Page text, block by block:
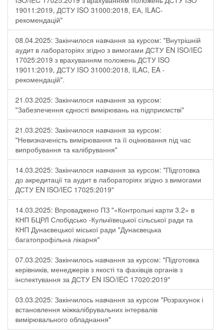
19011:2019, ДСТУ ISO 31000:2018, ЕА, ILAC-
рекомендацій"
08.04.2025: Закінчилося навчання за курсом: "Внутрішній
аудит в лабораторіях згідно з вимогами ДСТУ EN ISO/IEC
17025:2019 з врахуванням положень ДСТУ ISO
19011:2019, ДСТУ ISO 31000:2018, ILAC, EA -
рекомендацій".
21.03.2025: Закінчилося навчання за курсом:
"Забезпечення єдності вимірювань на підприємстві"
21.03.2025: Закінчилося навчання за курсом:
"Невизначеність вимірювання та її оцінювання під час
випробування та калібрування"
14.03.2025: Закінчилося навчання за курсом: "Підготовка
до акредитації та аудит в лабораторіях згідно з вимогами
ДСТУ EN ISO/IEC 17025:2019"
14.03.2025: Впроваджено ПЗ "«Контрольні карти 3.2» в
КНП БЦРЛ Слобідсько -Кульчіївецької сільської ради та
КНП Дунаєвецької міської ради "Дунаєвецька
багатопрофільна лікарня"
07.03.2025: Закінчилось навчання за курсом: "Підготовка
керівників, менеджерів з якості та фахівців органів з
інспектування за ДСТУ EN ISO/IEC 17020:2019"
03.03.2025: Закінчилось навчання за курсом "Розрахунок і
встановлення міжкалібрувальних інтервалів
вимірювального обладнання"